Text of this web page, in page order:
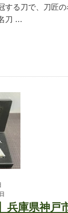
お知らせ
流れ
流れ
流れ
リア
エリアの出張買取
する刀で、刀匠
刀 …
兵庫県神